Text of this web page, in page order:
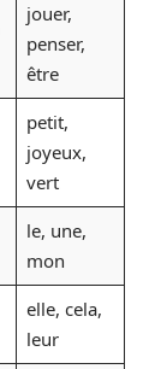
jouer,
penser,
être
petit,
joyeux,
vert
le, une,
mon
elle, cela,
leur